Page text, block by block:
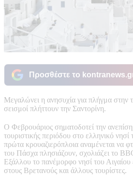
Προσθέστε το
Μεγαλώνει η ανησυχία για πλήγμα στην
σεισμοί πλήττουν την Σαντορίνη.
Ο Φεβρουάριος σηματοδοτεί την
τουριστικής περιόδου στο ελληνικό νησί
πρώτα κρουαζιερόπλοια αναμένεται να
του Πάσχα πλησιάζουν, σχολιάζει το
Εξάλλου το πανέμορφο νησί του Αιγαίου
στους Βρετανούς και άλλους τουρίστες.